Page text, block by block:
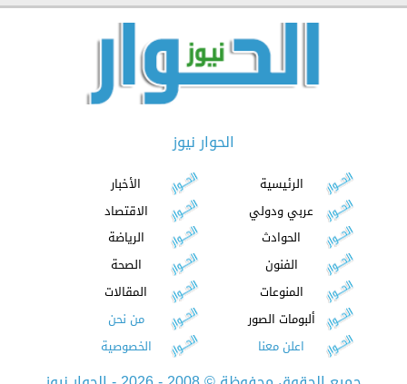
الحوار نيوز
الرئيسية
الأخبار
عربي ودولي
الاقتصاد
الحوادث
الرياضة
الفنون
الصحة
المنوعات
المقالات
ألبومات الصور
من نحن
اعلن معنا
الخصوصية